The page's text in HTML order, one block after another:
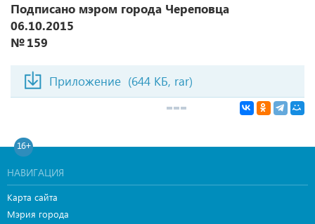
Подписано мэром города Череповца
06.10.2015
№ 159
Приложение (644 КБ, rar)
16+
НАВИГАЦИЯ
Карта сайта
Мэрия города